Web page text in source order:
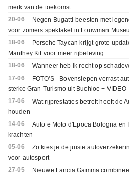
merk van de toekomst
20-06
Negen Bugatti-beesten met
voor zomers spektakel in Louwman
18-06
Porsche Taycan krijgt grote
Manthey Kit voor meer rijbeleving
18-06
Wanneer heb ik recht op
17-06
FOTO'S - Bovensiepen verrast
sterke Gran Turismo uit Buchloe + VIDEO
17-06
Wat rijprestaties betreft heeft de
houden
14-06
Auto e Moto d'Epoca Bologna
krachten
05-06
Zo kies je de juiste
voor autosport
27-05
Nieuwe Lancia Gamma